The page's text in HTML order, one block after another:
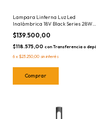
Lampara Linterna Luz Led
Inalámbrica 18V Black Series 28W
Reflector
$139.500,00
$118.575,00 con Transferencia o
6 x $23.250,00 sin interés